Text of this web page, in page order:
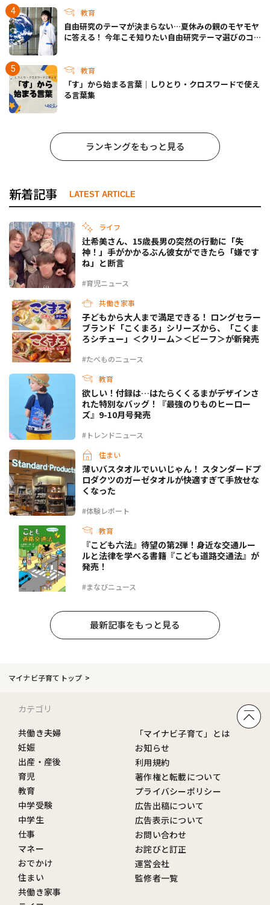
教育
自由研究のテーマが決まらない…夏休みの親のモヤモヤ
に答える！ 今年こそ知りたい自由研究テーマ選びのコ
教育
「す」から始まる言葉｜しりとり・クロスワードで使え
る言葉集
ランキングをもっと見る
新着記事 LATEST ARTICLE
ライフ
#育児ニュース
辻希美さん、15歳長男の突然の行動に「失
神！」手がかかるぶん彼女ができたら「嫌です
ね」と断言
共働き家事
#たべものニュース
子どもから大人まで満足できる！ ロングセラー
ブランド「こくまろ」シリーズから、「こくま
ろシチュー」＜クリーム＞＜ビーフ＞が新発売
教育
#トレンドニュース
欲しい！付録は…はたらくくるまがデザインさ
れた特別なバッグ！『最強のりものヒーロー
ズ』9-10月号発売
住まい
#体験レポート
薄いバスタオルでいいじゃん！ スタンダードプ
ロダクツのガーゼタオルが快適すぎて手放せな
くなった
教育
#まなびニュース
『こども六法』待望の第2弾！身近な交通ルー
ルと法律を学べる書籍『こども道路交通法』が
発売！
最新記事をもっと見る
マイナビ子育てトップ
カテゴリ
共働き夫婦
妊娠
出産・産後
育児
教育
中学受験
中学生
仕事
マネー
おでかけ
住まい
共働き家事
「マイナビ子育て」とは
お知らせ
利用規約
著作権と転載について
プライバシーポリシー
広告出稿について
広告表示について
お問い合わせ
お詫びと訂正
運営会社
監修者一覧